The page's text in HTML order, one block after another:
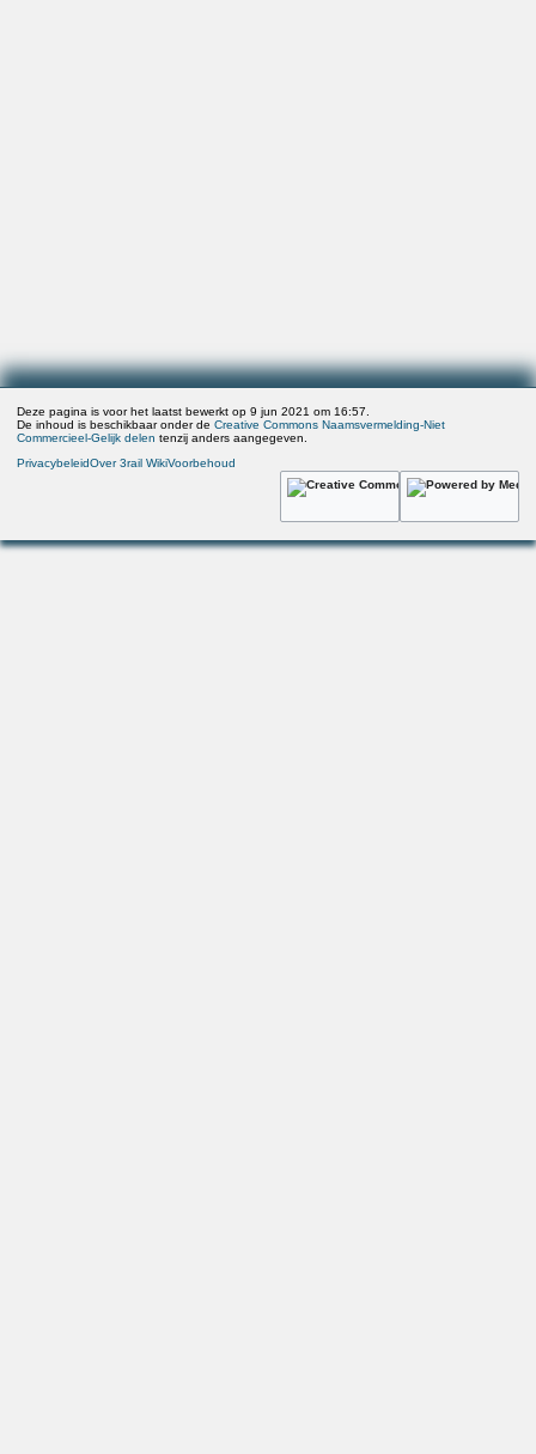
Deze pagina is voor het laatst bewerkt op 9 jun 2021 om 16:57.
De inhoud is beschikbaar onder deCreative Commons Naamsvermelding-Niet
Commercieel-Gelijk delen tenzij anders aangegeven.
PrivacybeleidOver 3rail WikiVoorbehoud